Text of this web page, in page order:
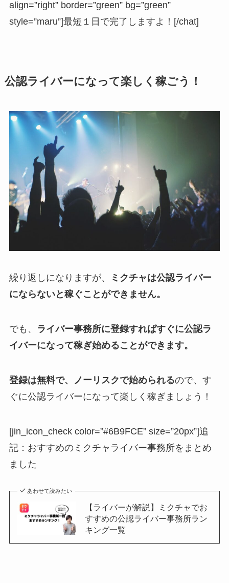
align=”right” border=”green” bg=”green”
style=”maru”]最短１日で完了しますよ！[/chat]
公認ライバーになって楽しく稼ごう！
繰り返しになりますが、
ミクチャは公認ライバー
にならないと稼ぐことができません。
でも、
ライバー事務所に登録すればすぐに公認ラ
イバーになって稼ぎ始めることができます。
登録は無料で、ノーリスクで始められるので、す
ぐに公認ライバーになって楽しく稼ぎましょう！
[jin_icon_check color=”#6B9FCE” size=”20px”]追
記：おすすめのミクチャライバー事務所をまとめ
ました
あわせて読みたい
【ライバーが解説】ミクチャでお
すすめの公認ライバー事務所ラン
キング一覧